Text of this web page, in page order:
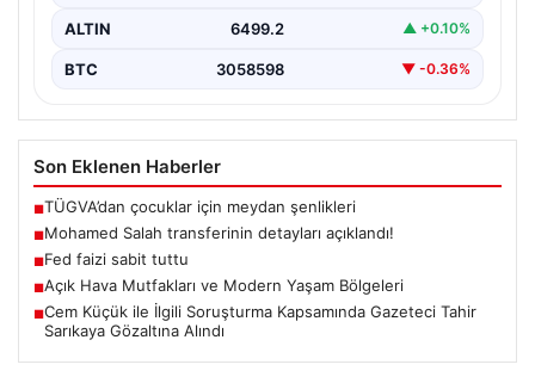
ALTIN 6499.2 ▲ +0.10%
BTC 3058598 ▼ -0.36%
Son Eklenen Haberler
■TÜGVA’dan çocuklar için meydan şenlikleri
■Mohamed Salah transferinin detayları açıklandı!
■Fed faizi sabit tuttu
■Açık Hava Mutfakları ve Modern Yaşam Bölgeleri
■Cem Küçük ile İlgili Soruşturma Kapsamında Gazeteci Tahir
Sarıkaya Gözaltına Alındı